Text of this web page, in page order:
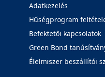
Adatkezelés
Hűségprogram
Befektetői kapcsolatok
Green Bond
Élelmiszer beszállítói